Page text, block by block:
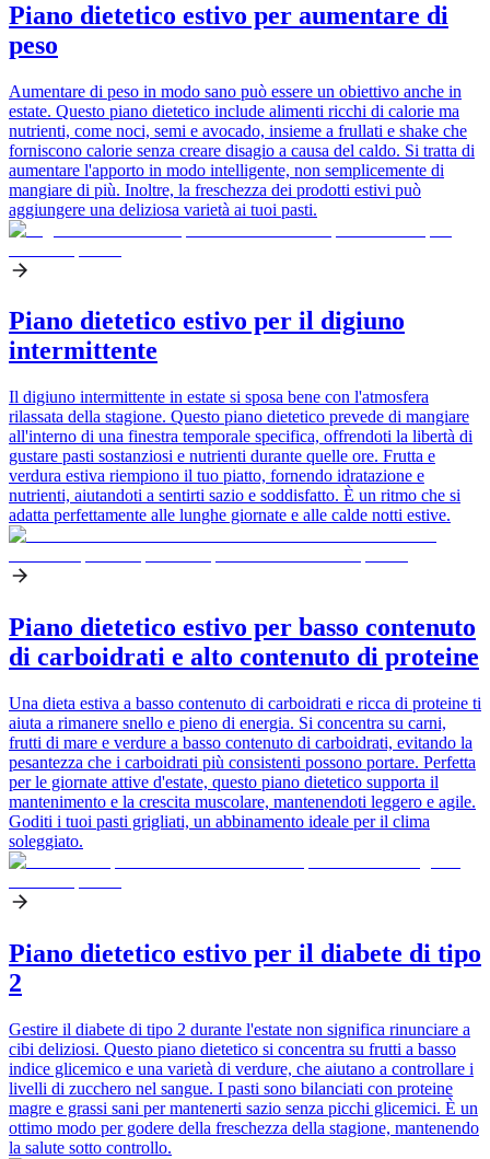
Piano dietetico estivo per aumentare di
peso
Aumentare di peso in modo sano può essere un obiettivo anche in
estate. Questo piano dietetico include alimenti ricchi di calorie ma
nutrienti, come noci, semi e avocado, insieme a frullati e shake che
forniscono calorie senza creare disagio a causa del caldo. Si tratta di
aumentare l'apporto in modo intelligente, non semplicemente di
mangiare di più. Inoltre, la freschezza dei prodotti estivi può
aggiungere una deliziosa varietà ai tuoi pasti.
Piano dietetico estivo per il digiuno
intermittente
Il digiuno intermittente in estate si sposa bene con l'atmosfera
rilassata della stagione. Questo piano dietetico prevede di mangiare
all'interno di una finestra temporale specifica, offrendoti la libertà di
gustare pasti sostanziosi e nutrienti durante quelle ore. Frutta e
verdura estiva riempiono il tuo piatto, fornendo idratazione e
nutrienti, aiutandoti a sentirti sazio e soddisfatto. È un ritmo che si
adatta perfettamente alle lunghe giornate e alle calde notti estive.
Piano dietetico estivo per basso contenuto
di carboidrati e alto contenuto di proteine
Una dieta estiva a basso contenuto di carboidrati e ricca di proteine ti
aiuta a rimanere snello e pieno di energia. Si concentra su carni,
frutti di mare e verdure a basso contenuto di carboidrati, evitando la
pesantezza che i carboidrati più consistenti possono portare. Perfetta
per le giornate attive d'estate, questo piano dietetico supporta il
mantenimento e la crescita muscolare, mantenendoti leggero e agile.
Goditi i tuoi pasti grigliati, un abbinamento ideale per il clima
soleggiato.
Piano dietetico estivo per il diabete di tipo
2
Gestire il diabete di tipo 2 durante l'estate non significa rinunciare a
cibi deliziosi. Questo piano dietetico si concentra su frutti a basso
indice glicemico e una varietà di verdure, che aiutano a controllare i
livelli di zucchero nel sangue. I pasti sono bilanciati con proteine
magre e grassi sani per mantenerti sazio senza picchi glicemici. È un
ottimo modo per godere della freschezza della stagione, mantenendo
la salute sotto controllo.